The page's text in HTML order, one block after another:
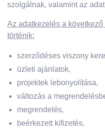
szolgálnak, valamint az
Az adatkezelés a
történik:
szerződéses viszony
üzleti ajánlatok,
projektek lebonyolítása,
változás a
megrendelés,
beérkezett kifizetés,